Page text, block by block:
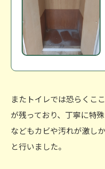
またトイレでは恐らくこ
が残っており、丁寧に特
などもカビや汚れが激し
と行いました。